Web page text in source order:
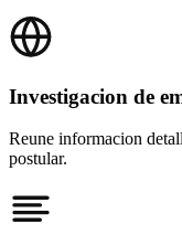
Investigacion de
Reune informacion
postular.